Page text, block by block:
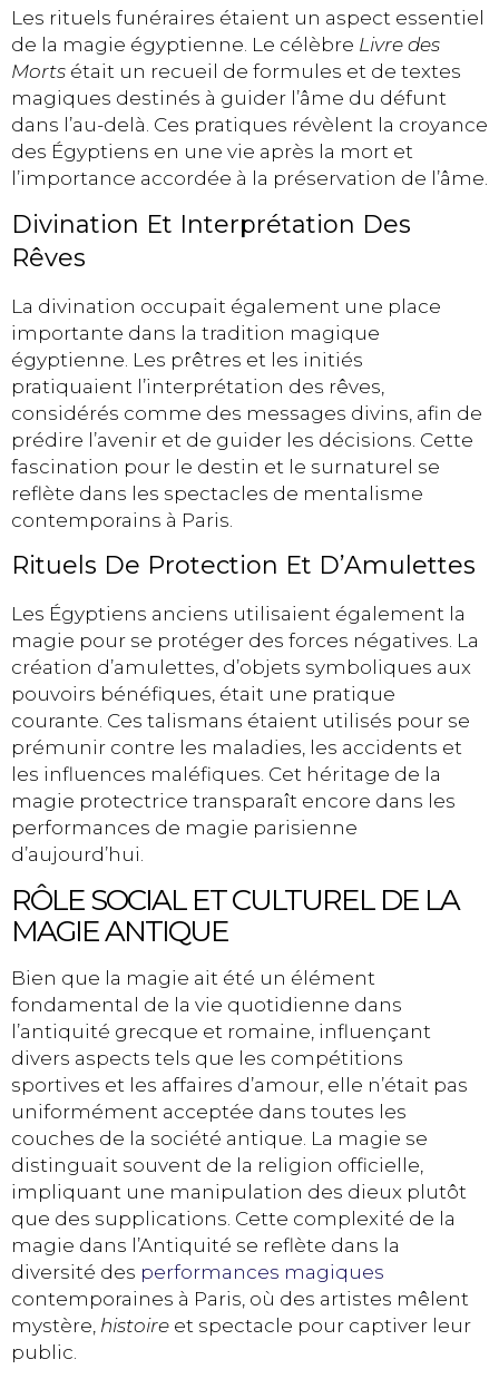
Les rituels funéraires étaient un aspect essentiel
de la magie égyptienne. Le célèbre Livre des
Morts était un recueil de formules et de textes
magiques destinés à guider l’âme du défunt
dans l’au-delà. Ces pratiques révèlent la croyance
des Égyptiens en une vie après la mort et
l’importance accordée à la préservation de l’âme.
Divination Et Interprétation Des
Rêves
La divination occupait également une place
importante dans la tradition magique
égyptienne. Les prêtres et les initiés
pratiquaient l’interprétation des rêves,
considérés comme des messages divins, afin de
prédire l’avenir et de guider les décisions. Cette
fascination pour le destin et le surnaturel se
reflète dans les spectacles de mentalisme
contemporains à Paris.
Rituels De Protection Et D’Amulettes
Les Égyptiens anciens utilisaient également la
magie pour se protéger des forces négatives. La
création d’amulettes, d’objets symboliques aux
pouvoirs bénéfiques, était une pratique
courante. Ces talismans étaient utilisés pour se
prémunir contre les maladies, les accidents et
les influences maléfiques. Cet héritage de la
magie protectrice transparaît encore dans les
performances de magie parisienne
d’aujourd’hui.
RÔLE SOCIAL ET CULTUREL DE LA
MAGIE ANTIQUE
Bien que la magie ait été un élément
fondamental de la vie quotidienne dans
l’antiquité grecque et romaine, influençant
divers aspects tels que les compétitions
sportives et les affaires d’amour, elle n’était pas
uniformément acceptée dans toutes les
couches de la société antique. La magie se
distinguait souvent de la religion officielle,
impliquant une manipulation des dieux plutôt
que des supplications. Cette complexité de la
magie dans l’Antiquité se reflète dans la
diversité des performances magiques
contemporaines à Paris, où des artistes mêlent
mystère, histoire et spectacle pour captiver leur
public.